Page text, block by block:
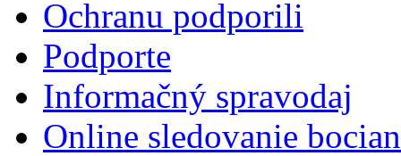
Ochranu podporili
Podporte
Informačný spravodaj
Online sledovanie